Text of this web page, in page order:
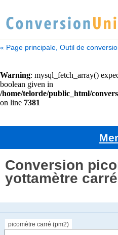
« Page principale, Outil de
Conversion
yottamètre carré
picomètre carré (pm2)